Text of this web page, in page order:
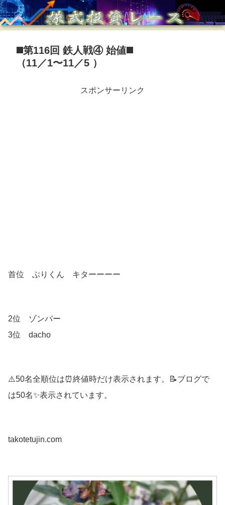
◼️第116回 鉄人戦④ 始値◼️
（11／1〜11／5 ）
スポンサーリンク
首位 ぶりくん キターーーー
2位 ゾンバー
3位 dacho
⚠️50名全順位は⏰終値時だけ表示されます。📝ブログで
は50名✨表示されています。
takotetujin.com